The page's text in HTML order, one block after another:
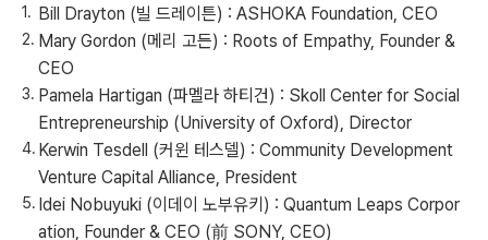
Bill Drayton (빌 드레이튼) : ASHOKA Foundation, CEO
Mary Gordon (메리 고든) : Roots of Empathy, Founder &
CEO
Pamela Hartigan (파멜라 하티건) : Skoll Center for Social
Entrepreneurship (University of Oxford), Director
Kerwin Tesdell (커윈 테스델) : Community Development
Venture Capital Alliance, President
Idei Nobuyuki (이데이 노부유키) : Quantum Leaps Corpor
ation, Founder & CEO (前 SONY, CEO)